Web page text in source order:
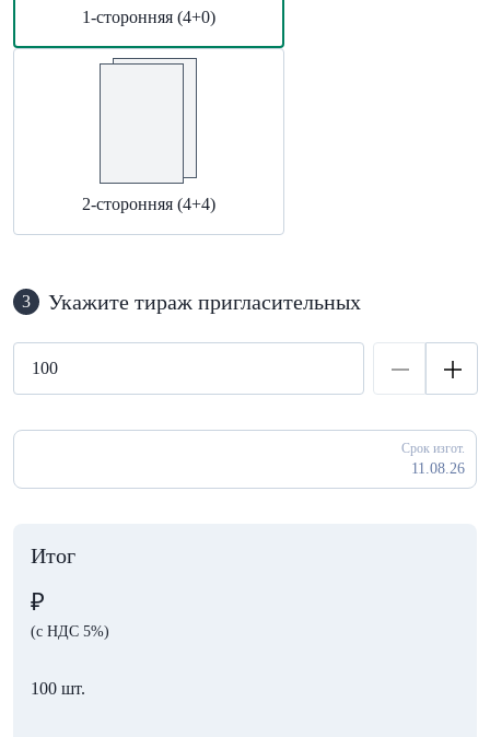
1-сторонняя (4+0)
2-сторонняя (4+4)
3 Укажите тираж пригласительных
Срок изгот.
11.08.26
Итог
₽
(с НДС 5%)
100 шт.